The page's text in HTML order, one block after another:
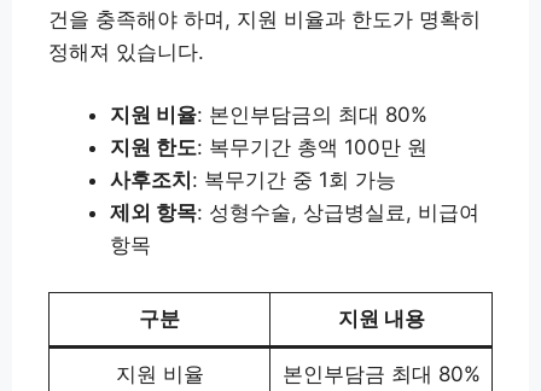
건을 충족해야 하며, 지원 비율과 한도가 명확히
정해져 있습니다.
지원 비율: 본인부담금의 최대 80%
지원 한도: 복무기간 총액 100만 원
사후조치: 복무기간 중 1회 가능
제외 항목: 성형수술, 상급병실료, 비급여
항목
구분 지원 내용
지원 비율 본인부담금 최대 80%